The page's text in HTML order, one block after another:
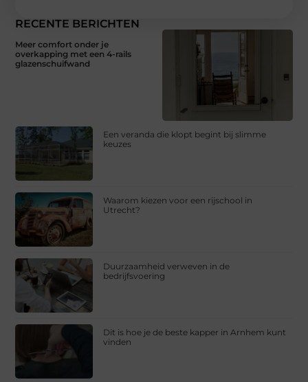
RECENTE BERICHTEN
Meer comfort onder je
overkapping met een 4-rails
glazenschuifwand
Een veranda die klopt begint bij slimme
keuzes
Waarom kiezen voor een rijschool in
Utrecht?
Duurzaamheid verweven in de
bedrijfsvoering
Dit is hoe je de beste kapper in Arnhem kunt
vinden